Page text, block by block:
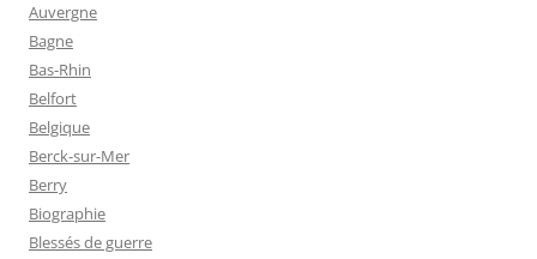
Auvergne
Bagne
Bas-Rhin
Belfort
Belgique
Berck-sur-Mer
Berry
Biographie
Blessés de guerre